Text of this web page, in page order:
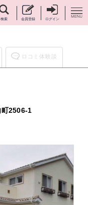
検索 会員登録 ログイン
ロコミ体験談
2506-1